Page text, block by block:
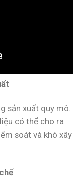
sản xuất quy mô.
có thể cho ra
soát và khó xây